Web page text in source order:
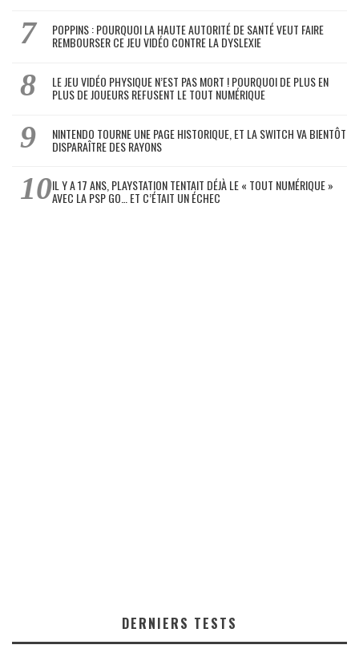
POPPINS : POURQUOI LA HAUTE AUTORITÉ DE SANTÉ VEUT FAIRE
REMBOURSER CE JEU VIDÉO CONTRE LA DYSLEXIE
LE JEU VIDÉO PHYSIQUE N’EST PAS MORT ! POURQUOI DE PLUS EN
PLUS DE JOUEURS REFUSENT LE TOUT NUMÉRIQUE
NINTENDO TOURNE UNE PAGE HISTORIQUE, ET LA SWITCH VA BIENTÔT
DISPARAÎTRE DES RAYONS
IL Y A 17 ANS, PLAYSTATION TENTAIT DÉJÀ LE « TOUT NUMÉRIQUE »
AVEC LA PSP GO… ET C’ÉTAIT UN ÉCHEC
DERNIERS TESTS